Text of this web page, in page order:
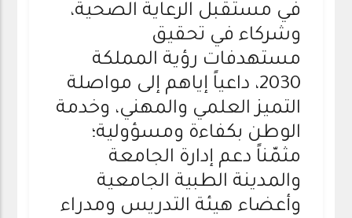
في مستقبل الرعاية الصحية،
وشركاء في تحقيق
مستهدفات رؤية المملكة
2030، داعياً إياهم إلى مواصلة
التميز العلمي والمهني، وخدمة
الوطن بكفاءة ومسؤولية؛
مثمّناً دعم إدارة الجامعة
والمدينة الطبية الجامعية
وأعضاء هيئة التدريس ومدراء